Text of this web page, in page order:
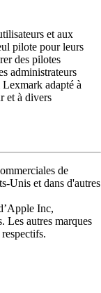
et aux
pilote pour leurs
des pilotes
administrateurs
adapté à
et à divers
de
Unis et dans d'autres
Inc,
Les autres marques